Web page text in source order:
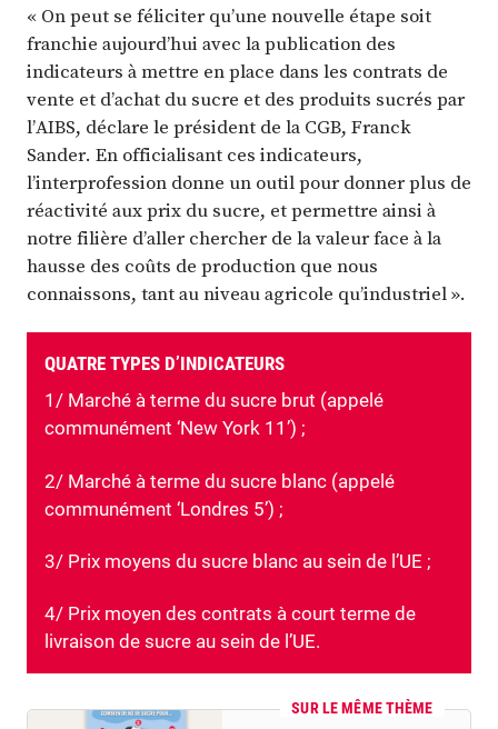
« On peut se féliciter qu’une nouvelle étape soit
franchie aujourd’hui avec la publication des
indicateurs à mettre en place dans les contrats de
vente et d’achat du sucre et des produits sucrés par
l’AIBS, déclare le président de la CGB, Franck
Sander. En officialisant ces indicateurs,
l’interprofession donne un outil pour donner plus de
réactivité aux prix du sucre, et permettre ainsi à
notre filière d’aller chercher de la valeur face à la
hausse des coûts de production que nous
connaissons, tant au niveau agricole qu’industriel ».
QUATRE TYPES D’INDICATEURS
1/ Marché à terme du sucre brut (appelé
communément ‘New York 11’) ;
2/ Marché à terme du sucre blanc (appelé
communément ‘Londres 5’) ;
3/ Prix moyens du sucre blanc au sein de l’UE ;
4/ Prix moyen des contrats à court terme de
livraison de sucre au sein de l’UE.
SUR LE MÊME THÈME